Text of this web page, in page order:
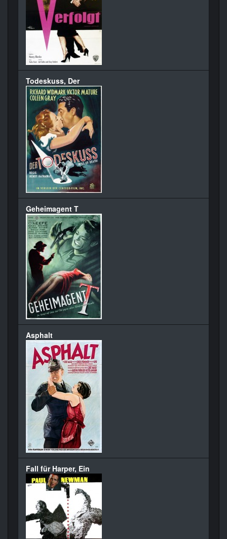
Todeskuss, Der
Geheimagent T
Asphalt
Fall für Harper, Ein